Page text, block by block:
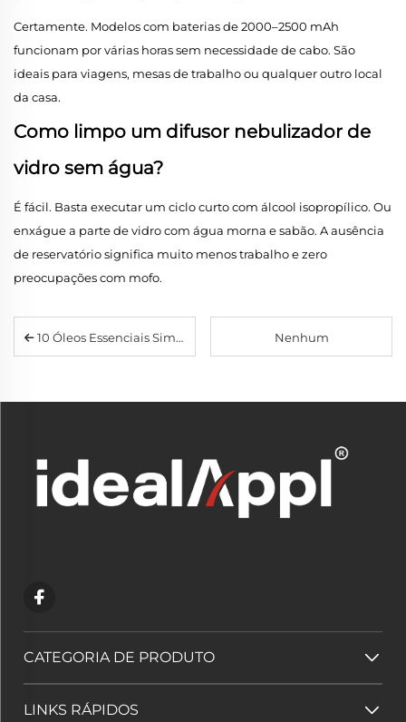
Certamente. Modelos com baterias de 2000–2500 mAh
funcionam por várias horas sem necessidade de cabo. São
ideais para viagens, mesas de trabalho ou qualquer outro local
da casa.
Como limpo um difusor nebulizador de
vidro sem água?
É fácil. Basta executar um ciclo curto com álcool isopropílico. Ou
enxágue a parte de vidro com água morna e sabão. A ausência
de reservatório significa muito menos trabalho e zero
preocupações com mofo.
10 Óleos Essenciais Simples Comuns: Benefícios e Guia de Mistura para Difusor Doméstico Nenhum
CATEGORIA DE PRODUTO
LINKS RÁPIDOS